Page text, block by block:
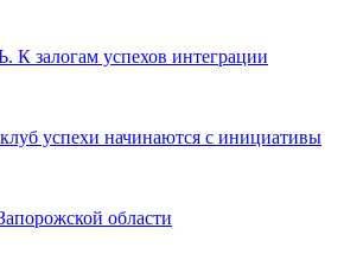
залогам успехов интеграции
успехи начинаются с инициативы
области